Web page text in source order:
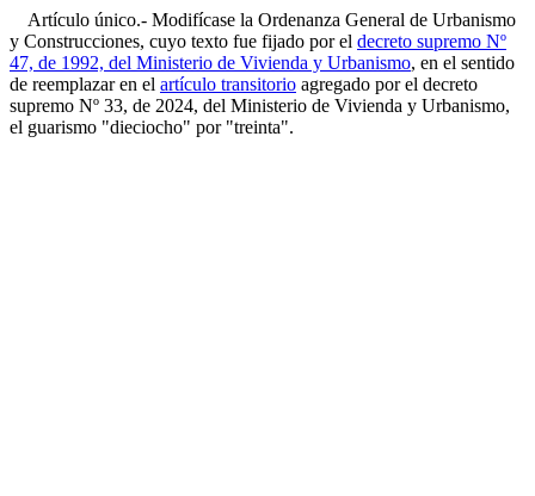
Artículo único.- Modifícase la Ordenanza General de Urbanismo
y Construcciones, cuyo texto fue fijado por el decreto supremo Nº
47, de 1992, del Ministerio de Vivienda y Urbanismo, en el sentido
de reemplazar en el artículo transitorio agregado por el decreto
supremo Nº 33, de 2024, del Ministerio de Vivienda y Urbanismo,
el guarismo "dieciocho" por "treinta".